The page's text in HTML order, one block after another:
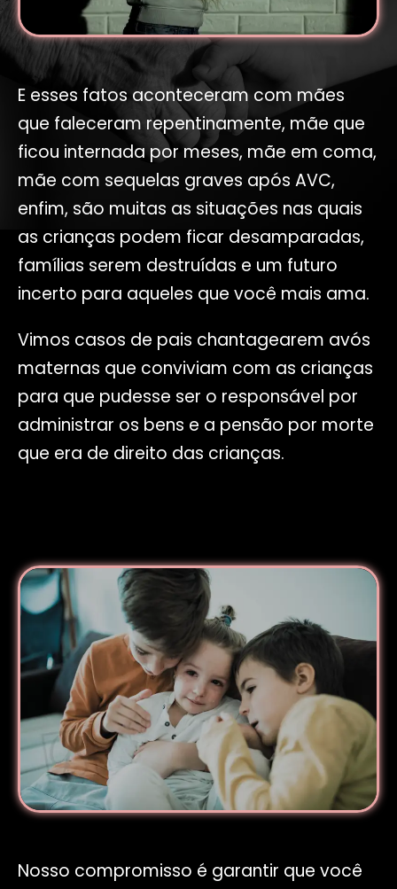
E esses fatos aconteceram com mães
que faleceram repentinamente, mãe que
ficou internada por meses, mãe em coma,
mãe com sequelas graves após AVC,
enfim, são muitas as situações nas quais
as crianças podem ficar desamparadas,
famílias serem destruídas e um futuro
incerto para aqueles que você mais ama.
Vimos casos de pais chantagearem avós
maternas que conviviam com as crianças
para que pudesse ser o responsável por
administrar os bens e a pensão por morte
que era de direito das crianças.
Nosso compromisso é garantir que você